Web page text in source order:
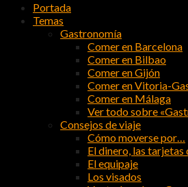
Portada
Temas
Gastronomía
Comer en Barcelona
Comer en Bilbao
Comer en Gijón
Comer en Vitoria-
Comer en Málaga
Ver todo sobre
Consejos de viaje
Cómo moverse por…
El dinero, las
El equipaje
Los visados